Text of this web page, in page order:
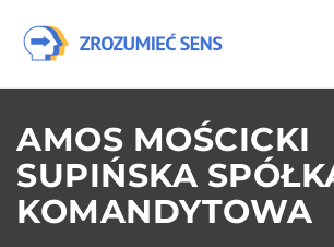
AMOS MOŚCICKI
SUPIŃSKA
KOMANDYTOWA